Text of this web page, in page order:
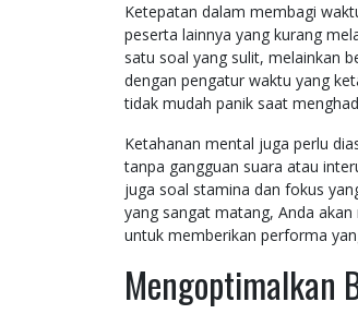
Ketepatan dalam membagi
peserta lainnya yang kurang
satu soal yang sulit, melainkan
dengan pengatur waktu yang
tidak mudah panik saat
Ketahanan mental juga perlu
tanpa gangguan suara atau
juga soal stamina dan fokus
yang sangat matang, Anda
untuk memberikan performa
Mengoptimalkan